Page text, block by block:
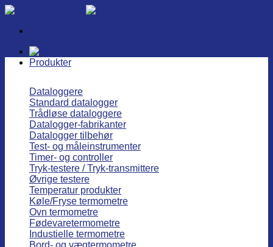
Fortsæt
indhold
Produkter
Dataloggere
Standard datalogger
Trådløse dataloggere
Datalogger-fabrikanter
Datalogger tilbehør
Test- og måleinstrumenter
Timer- og controller
Tryk-testere / Tryk-transmittere
Øvrige testere
Temperatur produkter
Køle/Fryse termometre
Ovn termometre
Fødevaretermometre
Industielle termometre
Bord- og vægtermometre